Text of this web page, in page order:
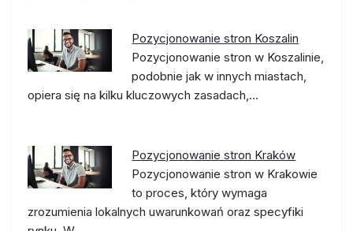
Pozycjonowanie stron Koszalin
Pozycjonowanie stron w Koszalinie,
podobnie jak w innych miastach,
opiera się na kilku kluczowych zasadach,…
Pozycjonowanie stron Kraków
Pozycjonowanie stron w Krakowie
to proces, który wymaga
zrozumienia lokalnych uwarunkowań oraz specyfiki